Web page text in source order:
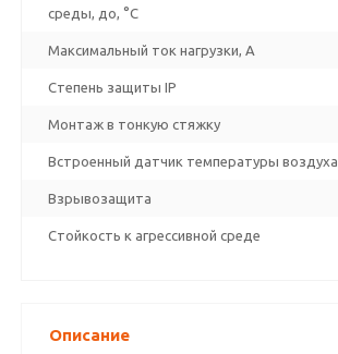
среды, до, °C
Максимальный ток нагрузки, А
Степень защиты IP
Монтаж в тонкую стяжку
Встроенный датчик температуры воздуха
Взрывозащита
Стойкость к агрессивной среде
Описание